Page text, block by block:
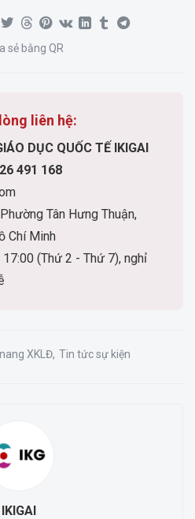
sẻ bằng QR
liên hệ:
DỤC QUỐC TẾ IKIGAI
491 168
Tân Hưng Thuận,
Chí Minh
(Thứ 2 - Thứ 7), nghỉ
XKLĐ Tin tức sự kiện
IKIGAI